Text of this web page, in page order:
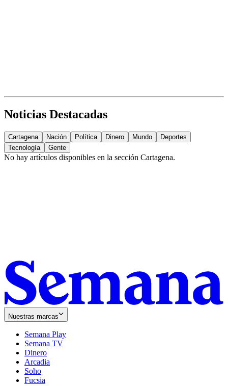
Noticias Destacadas
Cartagena Nación Política Dinero Mundo
Deportes
Tecnología
Gente
No hay artículos disponibles en la sección Cartagena.
Nuestras marcas
Semana Play
Semana TV
Dinero
Arcadia
Soho
in
Fucsia